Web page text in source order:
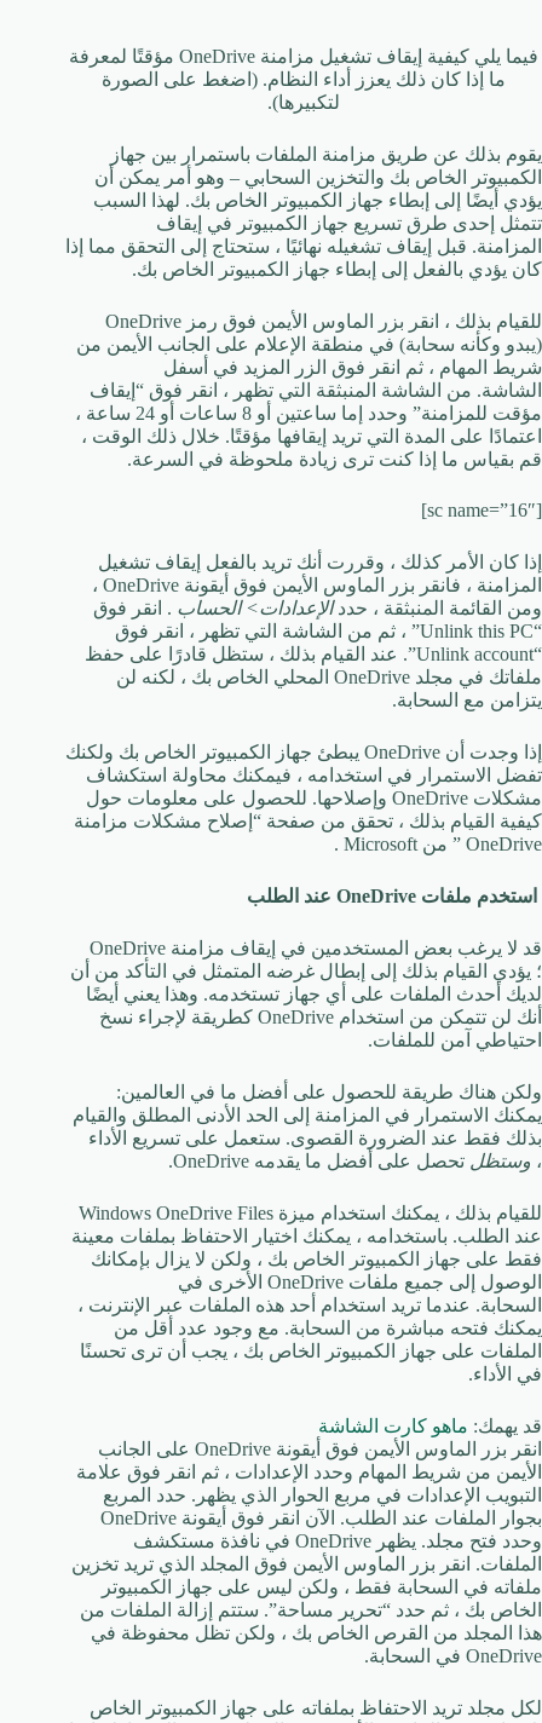
فيما يلي كيفية إيقاف تشغيل مزامنة OneDrive مؤقتًا لمعرفة
ما إذا كان ذلك يعزز أداء النظام. (اضغط على الصورة
لتكبيرها).
يقوم بذلك عن طريق مزامنة الملفات باستمرار بين جهاز
الكمبيوتر الخاص بك والتخزين السحابي – وهو أمر يمكن أن
يؤدي أيضًا إلى إبطاء جهاز الكمبيوتر الخاص بك. لهذا السبب
تتمثل إحدى طرق تسريع جهاز الكمبيوتر في إيقاف
المزامنة. قبل إيقاف تشغيله نهائيًا ، ستحتاج إلى التحقق مما إذا
كان يؤدي بالفعل إلى إبطاء جهاز الكمبيوتر الخاص بك.
للقيام بذلك ، انقر بزر الماوس الأيمن فوق رمز OneDrive
(يبدو وكأنه سحابة) في منطقة الإعلام على الجانب الأيمن من
شريط المهام ، ثم انقر فوق الزر المزيد في أسفل
الشاشة. من الشاشة المنبثقة التي تظهر ، انقر فوق “إيقاف
مؤقت للمزامنة” وحدد إما ساعتين أو 8 ساعات أو 24 ساعة ،
اعتمادًا على المدة التي تريد إيقافها مؤقتًا. خلال ذلك الوقت ،
قم بقياس ما إذا كنت ترى زيادة ملحوظة في السرعة.
[sc name=”16″]
إذا كان الأمر كذلك ، وقررت أنك تريد بالفعل إيقاف تشغيل
المزامنة ، فانقر بزر الماوس الأيمن فوق أيقونة OneDrive ،
ومن القائمة المنبثقة ، حددالإعدادات> الحساب . انقر فوق
“Unlink this PC” ، ثم من الشاشة التي تظهر ، انقر فوق
“Unlink account”. عند القيام بذلك ، ستظل قادرًا على حفظ
ملفاتك في مجلد OneDrive المحلي الخاص بك ، لكنه لن
يتزامن مع السحابة.
إذا وجدت أن OneDrive يبطئ جهاز الكمبيوتر الخاص بك ولكنك
تفضل الاستمرار في استخدامه ، فيمكنك محاولة استكشاف
مشكلات OneDrive وإصلاحها. للحصول على معلومات حول
كيفية القيام بذلك ، تحقق من صفحة “إصلاح مشكلات مزامنة
OneDrive ” من Microsoft .
استخدم ملفات OneDrive عند الطلب
قد لا يرغب بعض المستخدمين في إيقاف مزامنة OneDrive
؛ يؤدي القيام بذلك إلى إبطال غرضه المتمثل في التأكد من أن
لديك أحدث الملفات على أي جهاز تستخدمه. وهذا يعني أيضًا
أنك لن تتمكن من استخدام OneDrive كطريقة لإجراء نسخ
احتياطي آمن للملفات.
ولكن هناك طريقة للحصول على أفضل ما في العالمين:
يمكنك الاستمرار في المزامنة إلى الحد الأدنى المطلق والقيام
بذلك فقط عند الضرورة القصوى. ستعمل على تسريع الأداء
، وستظل تحصل على أفضل ما يقدمه OneDrive.
للقيام بذلك ، يمكنك استخدام ميزة Windows OneDrive Files
عند الطلب. باستخدامه ، يمكنك اختيار الاحتفاظ بملفات معينة
فقط على جهاز الكمبيوتر الخاص بك ، ولكن لا يزال بإمكانك
الوصول إلى جميع ملفات OneDrive الأخرى في
السحابة. عندما تريد استخدام أحد هذه الملفات عبر الإنترنت ،
يمكنك فتحه مباشرة من السحابة. مع وجود عدد أقل من
الملفات على جهاز الكمبيوتر الخاص بك ، يجب أن ترى تحسنًا
في الأداء.
قد يهمك: ماهو كارت الشاشة
انقر بزر الماوس الأيمن فوق أيقونة OneDrive على الجانب
الأيمن من شريط المهام وحدد الإعدادات ، ثم انقر فوق علامة
التبويب الإعدادات في مربع الحوار الذي يظهر. حدد المربع
بجوار الملفات عند الطلب. الآن انقر فوق أيقونة OneDrive
وحدد فتح مجلد. يظهر OneDrive في نافذة مستكشف
الملفات. انقر بزر الماوس الأيمن فوق المجلد الذي تريد تخزين
ملفاته في السحابة فقط ، ولكن ليس على جهاز الكمبيوتر
الخاص بك ، ثم حدد “تحرير مساحة”. ستتم إزالة الملفات من
هذا المجلد من القرص الخاص بك ، ولكن تظل محفوظة في
OneDrive في السحابة.
لكل مجلد تريد الاحتفاظ بملفاته على جهاز الكمبيوتر الخاص